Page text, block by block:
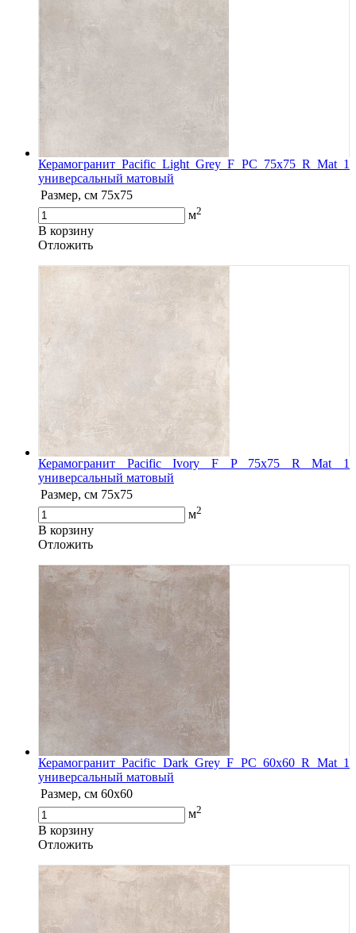
Керамогранит Pacific Light Grey F PC 75х75 R Mat 1
универсальный матовый
Размер, см 75x75
м2
В корзину
Oтложить
Керамогранит Pacific Ivory F P 75х75 R Mat 1
универсальный матовый
Размер, см 75x75
м2
В корзину
Oтложить
Керамогранит Pacific Dark Grey F PC 60x60 R Mat 1
универсальный матовый
Размер, см 60x60
м2
В корзину
Oтложить